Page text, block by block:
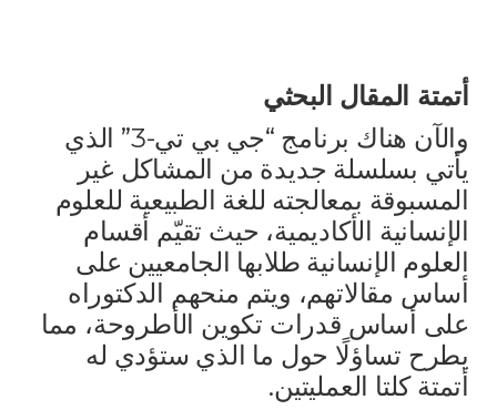
أتمتة المقال البحثي
والآن هناك برنامج “جي بي تي-3” الذي
يأتي بسلسلة جديدة من المشاكل غير
المسبوقة بمعالجته للغة الطبيعية للعلوم
الإنسانية الأكاديمية، حيث تقيّم أقسام
العلوم الإنسانية طلابها الجامعيين على
أساس مقالاتهم، ويتم منحهم الدكتوراه
على أساس قدرات تكوين الأطروحة، مما
يطرح تساؤلًا حول ما الذي ستؤدي له
أتمتة كلتا العمليتين.